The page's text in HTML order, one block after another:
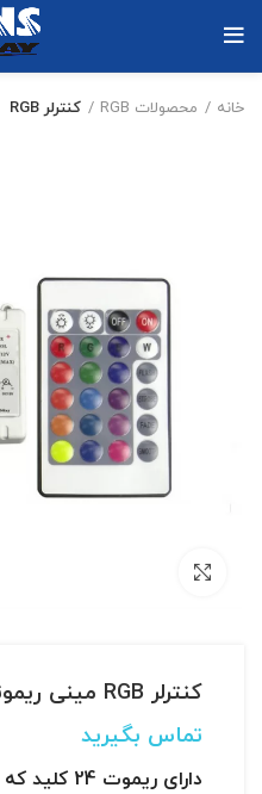
خانه محصولات RGB کنترلر RGB
کنترلر RGB مینی ریموتی
تماس بگیرید
دارای ریموت 24 کلید که